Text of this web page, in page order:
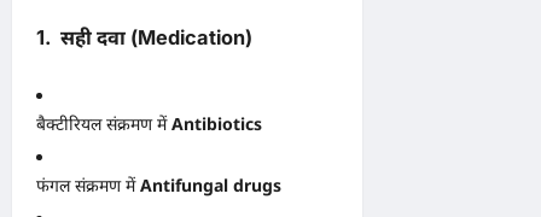
1. सही दवा (Medication)
बैक्टीरियल संक्रमण मेंAntibiotics
फंगल संक्रमण मेंAntifungal drugs